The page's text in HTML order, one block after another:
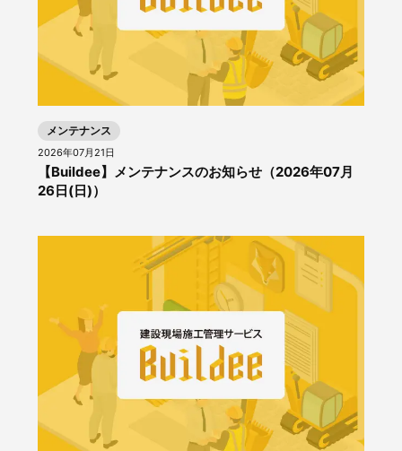
メンテナンス
2026年07月21日
【Buildee】メンテナンスのお知らせ（2026年07月
26日(日)）